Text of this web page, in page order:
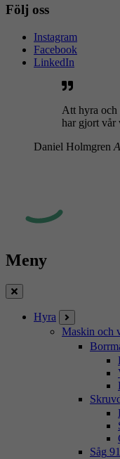
Följ oss
Instagram
Facebook
LinkedIn
Att hyra och
har gjort vår
Daniel Holmgren
Meny
Stäng
Hyra
Maskin och
Såg 91